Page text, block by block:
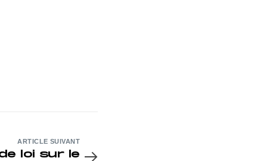
ARTICLE SUIVANT
loi sur le